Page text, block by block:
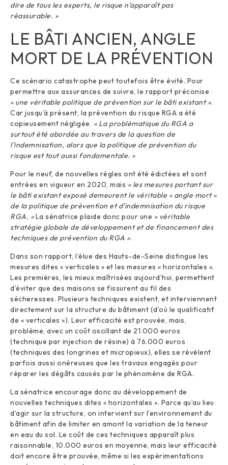
dire de tous les experts, le risque n’apparaît pas
réassurable. »
LE BÂTI ANCIEN, ANGLE
MORT DE LA PRÉVENTION
Ce scénario catastrophe peut toutefois être évité. Pour
permettre aux assurances de suivre, le rapport préconise
« une véritable politique de prévention sur le bâti existant ».
Car jusqu’à présent, la prévention du risque RGA a été
copieusement négligée. « La problématique du RGA a
surtout été abordée au travers de la question de
l’indemnisation, alors que la politique de prévention du
risque est tout aussi fondamentale. »
Pour le neuf, de nouvelles règles ont été édictées et sont
entrées en vigueur en 2020, mais « les mesures portant sur
le bâti existant exposé demeurent le véritable « angle mort »
de la politique de prévention et d’indemnisation du risque
RGA. »La sénatrice plaide donc pour une « véritable
stratégie globale de développement et de financement des
techniques de prévention du RGA ».
Dans son rapport, l’élue des Hauts-de-Seine distingue les
mesures dites « verticales » et les mesures « horizontales ».
Les premières, les mieux maîtrisées aujourd’hui, permettent
d’éviter que des maisons se fissurent au fil des
sécheresses. Plusieurs techniques existent, et interviennent
directement sur la structure du bâtiment (d’où le qualificatif
de « verticales »). Leur efficacité est prouvée, mais,
problème, avec un coût oscillant de 21.000 euros
(technique par injection de résine) à 76.000 euros
(techniques des longrines et micropieux), elles se révèlent
parfois aussi onéreuses que les travaux engagés pour
réparer les dégâts causés par le phénomène de RGA.
La sénatrice encourage donc au développement de
nouvelles techniques dites « horizontales ». Parce qu’au lieu
d’agir sur la structure, on intervient sur l’environnement du
bâtiment afin de limiter en amont la variation de la teneur
en eau du sol. Le coût de ces techniques apparaît plus
raisonnable, 10.000 euros en moyenne, mais leur efficacité
doit encore être prouvée, même si les expérimentations